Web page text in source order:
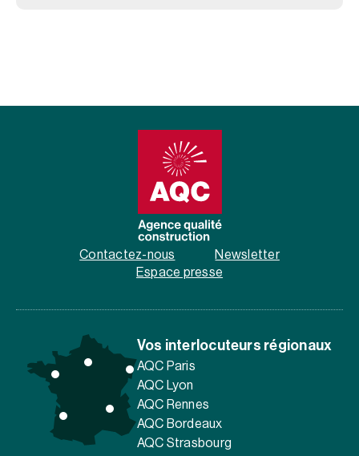
Contactez-nous
Newsletter
Espace presse
Vos interlocuteurs régionaux
AQC Paris
AQC Lyon
AQC Rennes
AQC Bordeaux
AQC Strasbourg